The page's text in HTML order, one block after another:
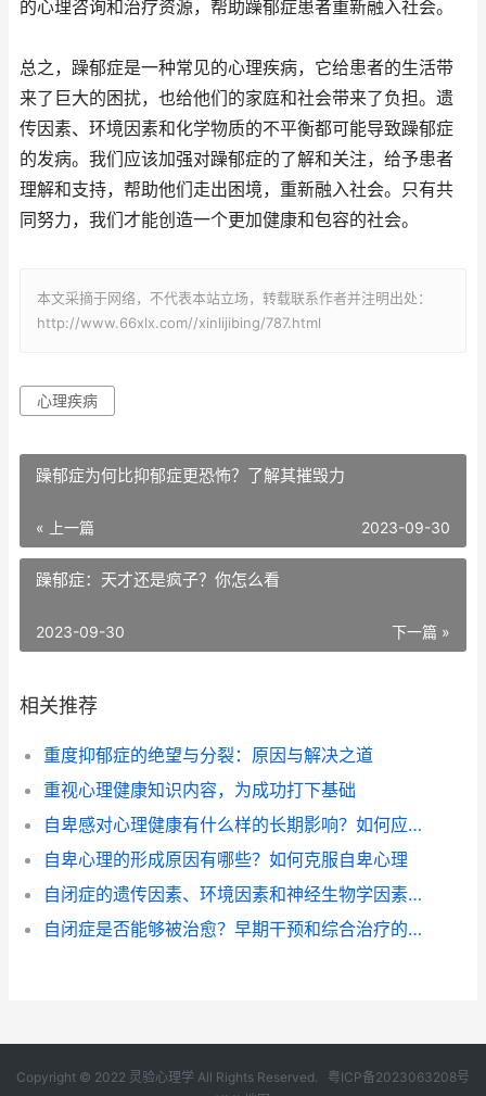
的心理咨询和治疗资源，帮助躁郁症患者重新融入社会。
总之，躁郁症是一种常见的心理疾病，它给患者的生活带
来了巨大的困扰，也给他们的家庭和社会带来了负担。遗
传因素、环境因素和化学物质的不平衡都可能导致躁郁症
的发病。我们应该加强对躁郁症的了解和关注，给予患者
理解和支持，帮助他们走出困境，重新融入社会。只有共
同努力，我们才能创造一个更加健康和包容的社会。
本文采摘于网络，不代表本站立场，转载联系作者并注明出处：
http://www.66xlx.com//xinlijibing/787.html
心理疾病
躁郁症为何比抑郁症更恐怖？了解其摧毁力
« 上一篇 2023-09-30
躁郁症：天才还是疯子？你怎么看
下一篇 »
2023-09-30
相关推荐
重度抑郁症的绝望与分裂：原因与解决之道
重视心理健康知识内容，为成功打下基础
自卑感对心理健康有什么样的长期影响？如何应对自卑感
自卑心理的形成原因有哪些？如何克服自卑心理
自闭症的遗传因素、环境因素和神经生物学因素对其影响分别是什么
自闭症是否能够被治愈？早期干预和综合治疗的作用与方法
Copyright © 2022 灵验心理学 All Rights Reserved. 粤ICP备2023063208号